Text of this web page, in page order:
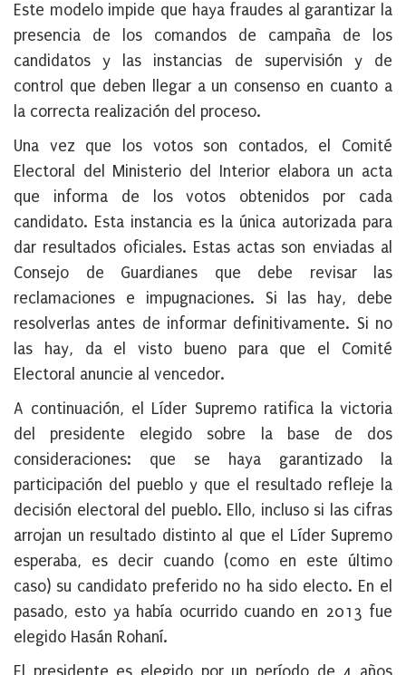
Este modelo impide que haya fraudes al garantizar la
presencia de los comandos de campaña de los
candidatos y las instancias de supervisión y de
control que deben llegar a un consenso en cuanto a
la correcta realización del proceso.
Una vez que los votos son contados, el Comité
Electoral del Ministerio del Interior elabora un acta
que informa de los votos obtenidos por cada
candidato. Esta instancia es la única autorizada para
dar resultados oficiales. Estas actas son enviadas al
Consejo de Guardianes que debe revisar las
reclamaciones e impugnaciones. Si las hay, debe
resolverlas antes de informar definitivamente. Si no
las hay, da el visto bueno para que el Comité
Electoral anuncie al vencedor.
A continuación, el Líder Supremo ratifica la victoria
del presidente elegido sobre la base de dos
consideraciones: que se haya garantizado la
participación del pueblo y que el resultado refleje la
decisión electoral del pueblo. Ello, incluso si las cifras
arrojan un resultado distinto al que el Líder Supremo
esperaba, es decir cuando (como en este último
caso) su candidato preferido no ha sido electo. En el
pasado, esto ya había ocurrido cuando en 2013 fue
elegido Hasán Rohaní.